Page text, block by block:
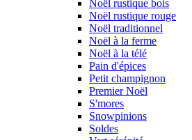
Noël rustique bois
Noël rustique rouge
Noël traditionnel
Noël à la ferme
Noël à la télé
Pain d'épices
Petit champignon
Premier Noël
S'mores
Snowpinions
Soldes